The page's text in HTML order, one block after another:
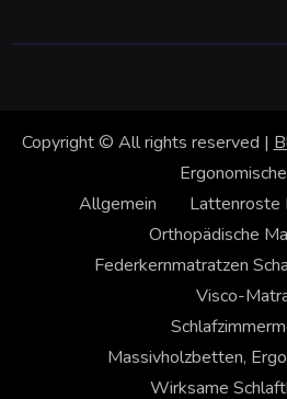
Copyright © All rights reserved |
Allgemein
Lattenroste
Orthopädische
Federkernmatratzen
Visco-
Massivholzbetten,
Wirksame